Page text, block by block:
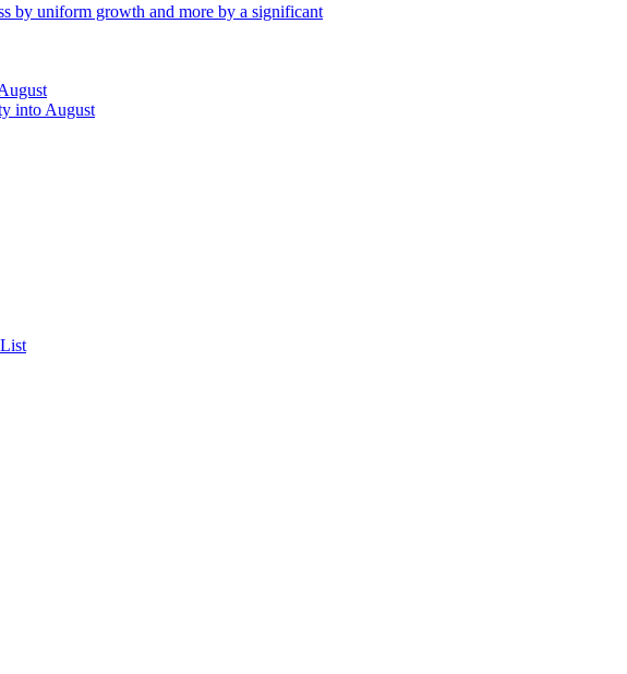
by uniform growth and more by a significant
into August